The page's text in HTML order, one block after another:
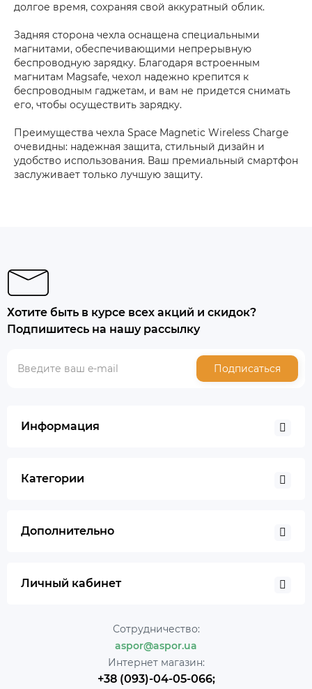
долгое время, сохраняя свой аккуратный облик.
Задняя сторона чехла оснащена специальными
магнитами, обеспечивающими непрерывную
беспроводную зарядку. Благодаря встроенным
магнитам Magsafe, чехол надежно крепится к
беспроводным гаджетам, и вам не придется снимать
его, чтобы осуществить зарядку.
Преимущества чехла Space Magnetic Wireless Charge
очевидны: надежная защита, стильный дизайн и
удобство использования. Ваш премиальный смартфон
заслуживает только лучшую защиту.
Хотите быть в курсе всех акций и скидок?
Подпишитесь на нашу рассылку
Подписаться
Информация
Категории
Дополнительно
Личный кабинет
Сотрудничество:
aspor@aspor.ua
Интернет магазин:
+38 (093)-04-05-066;